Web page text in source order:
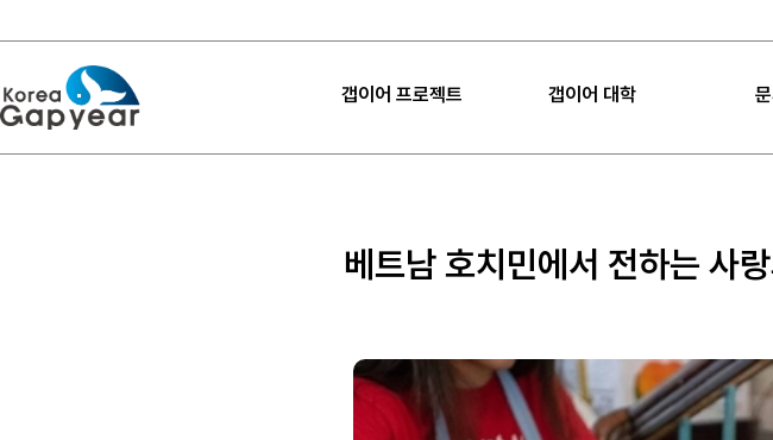
갭이어 프로젝트 갭이어 대학
프로젝트 후기
내 프로젝트 찾기
갭이어 미션
갭이어 수업
베트남 호치민에서 전하는 사